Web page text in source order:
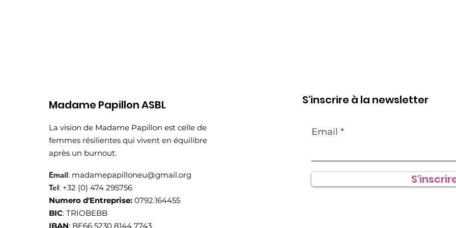
Madame Papillon ASBL
La vision de Madame Papillon est celle de
femmes résilientes qui vivent en équilibre
après un burnout.
Email: madamepapilloneu@gmail.org
Tel: +32 (0) 474 295756
Numero d'Entreprise: 0792.164455
BIC: TRIOBEBB
IBAN: BE66 5230 8144 7743
S'inscrire à la newsletter
Email